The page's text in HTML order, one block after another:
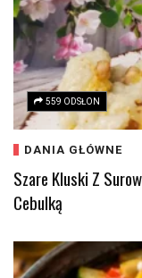
559 ODSŁON
DANIA GŁÓWNE
Szare Kluski Z
Cebulką